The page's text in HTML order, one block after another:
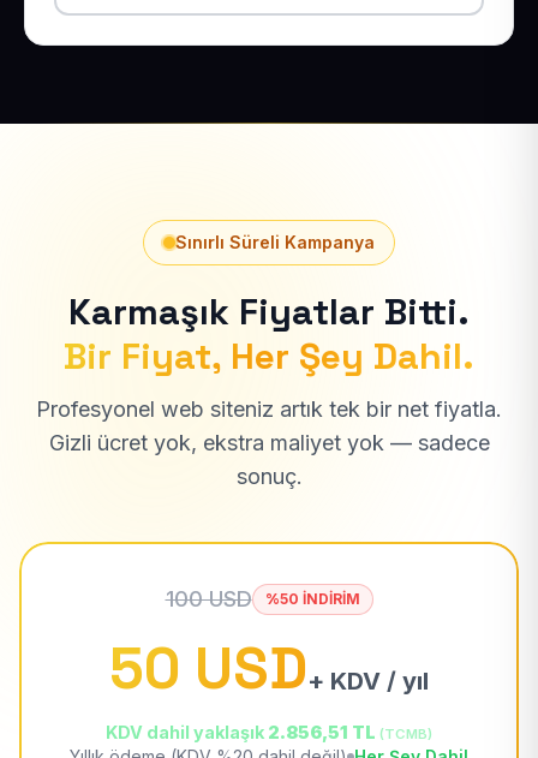
Sınırlı Süreli Kampanya
Karmaşık Fiyatlar Bitti.
Bir Fiyat, Her Şey Dahil.
Profesyonel web siteniz artık tek bir net fiyatla.
Gizli ücret yok, ekstra maliyet yok — sadece
sonuç.
100 USD %50 İNDİRİM
50 USD+ KDV / yıl
KDV dahil yaklaşık 2.856,51 TL (TCMB)